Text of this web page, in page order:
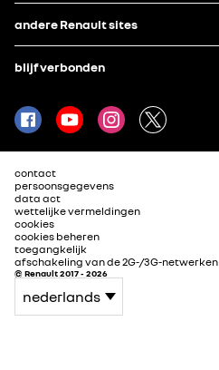
andere Renault sites
blijf verbonden
contact
persoonsgegevens
data act
wettelijke vermeldingen
cookies
cookies beheren
toegangkelijk
afschakeling van de 2G-/3G-netwerken
© Renault 2017 - 2026